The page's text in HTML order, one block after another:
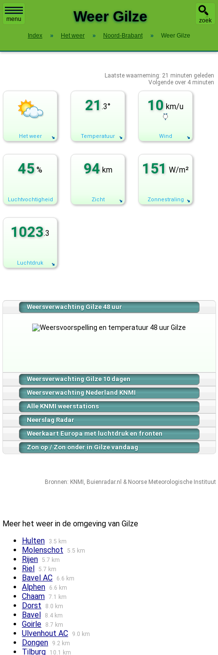
menu zoek
Weer Gilze
Index » Het weer » Noord-Brabant » Weer Gilze
Laatste waarneming: 21 minuten geleden
Volgende over 4 minuten
Het weer
21 .3°
Temperatuur
10 km/u
Wind
45 %
Luchtvochtigheid
94 km
Zicht
151 W/m²
Zonnestraling
1023.3
Luchtdruk
Weersverwachting Gilze 48 uur
Weersverwachting Gilze 10 dagen
Weersverwachting Nederland KNMI
Alle KNMI weerstations
Neerslag Radar
Weerkaart Europa met luchtdruk en fronten
Zon op / Zon onder in Gilze vandaag
Bronnen: KNMI , Buienradar.nl & Noorse Meteorologische Instituut
Meer het weer in de omgeving van Gilze
Hulten
3.5 km
Molenschot 5.5 km
Rijen 5.7 km
Riel 5.7 km
Bavel AC 6.6 km
Alphen 6.6 km
Chaam 7.1 km
Dorst 8.0 km
Bavel 8.4 km
Goirle 8.7 km
Ulvenhout AC 9.0 km
Dongen 9.2 km
Tilburg 10.1 km